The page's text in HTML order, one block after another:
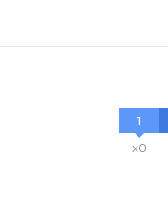
1
x0